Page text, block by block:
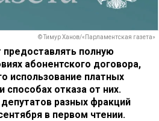
© Тимур Ханов/«Парламентская газета»
полную
абонентского договора,
использование платных
отказа от них.
разных фракций
в первом чтении.